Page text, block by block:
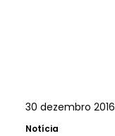
30 dezembro 2016
Notícia